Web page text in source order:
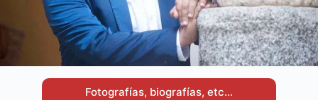
Fotografías, biografías, etc…